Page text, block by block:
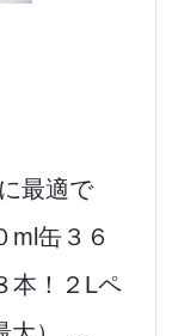
最適で
ml缶３６
本！２Lペ